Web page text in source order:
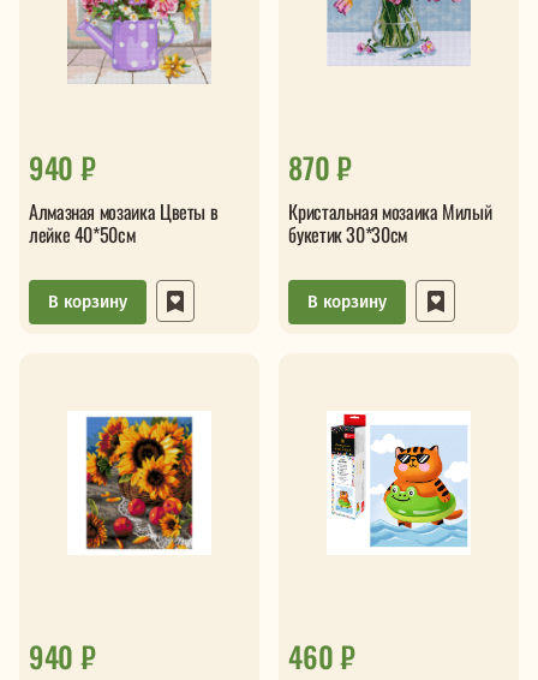
940 ₽
Алмазная мозаика Цветы в
лейке 40*50см
В корзину
870 ₽
Кристальная мозаика Милый
букетик 30*30см
В корзину
940 ₽ 460 ₽